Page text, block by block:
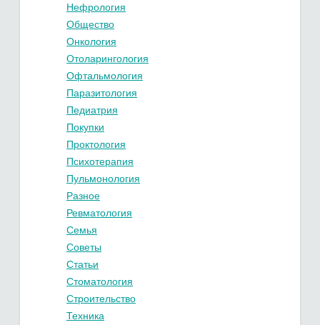
Нефрология
Общество
Онкология
Отоларингология
Офтальмология
Паразитология
Педиатрия
Покупки
Проктология
Психотерапия
Пульмонология
Разное
Ревматология
Семья
Советы
Статьи
Стоматология
Строительство
Техника